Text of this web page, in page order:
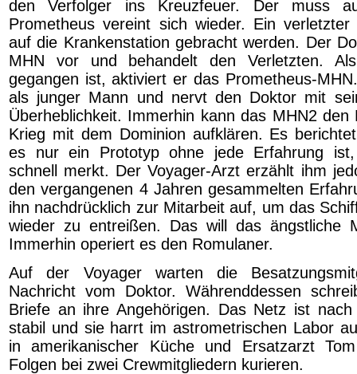
den Verfolger ins Kreuzfeuer. Der muss
Prometheus vereint sich wieder. Ein verletzter
auf die Krankenstation gebracht werden. Der
MHN vor und behandelt den Verletzten.
gegangen ist, aktiviert er das Prometheus-
als junger Mann und nervt den Doktor mit
Überheblichkeit. Immerhin kann das MHN2 den
Krieg mit dem Dominion aufklären. Es
es nur ein Prototyp ohne jede Erfahrung
schnell merkt. Der Voyager-Arzt erzählt ihm
den vergangenen 4 Jahren gesammelten
ihn nachdrücklich zur Mitarbeit auf, um das
wieder zu entreißen. Das will das ängstliche
Immerhin operiert es den Romulaner.
Auf der Voyager warten die
Nachricht vom Doktor. Währenddessen
Briefe an ihre Angehörigen. Das Netz ist nach
stabil und sie harrt im astrometrischen Labor
in amerikanischer Küche und Ersatzarzt
Folgen bei zwei Crewmitgliedern kurieren.